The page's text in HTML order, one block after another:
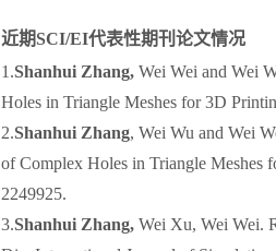
近期SCI/EI代表性期刊论文情况
1.Shanhui Zhang, Wei Wei and Wei
Holes in Triangle Meshes for 3D
2.Shanhui Zhang, Wei Wu and Wei
of Complex Holes in Triangle Meshes
2249925.
3.Shanhui Zhang, Wei Xu, Wei Wei.